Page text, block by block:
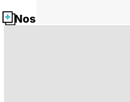
Nos fiches santé